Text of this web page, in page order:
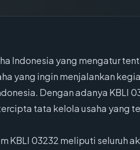
Indonesia yang mengatur
yang ingin menjalankan
Dengan adanya KBLI
tata kelola usaha yang
KBLI 03232 meliputi seluruh